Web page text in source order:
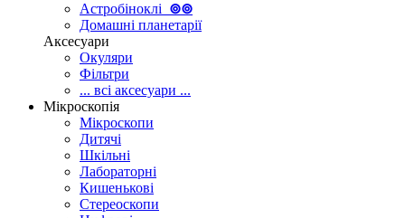
Астробіноклі ⊚⊚
Домашні планетарії
Аксесуари
Окуляри
Фільтри
... всі аксесуари ...
Мікроскопія
Мікроскопи
Дитячі
Шкільні
Лабораторні
Кишенькові
Стереоскопи